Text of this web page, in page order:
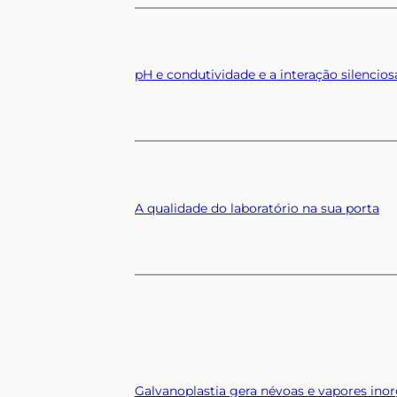
pH e condutividade e a interação
A qualidade do laboratório na sua porta
Galvanoplastia gera névoas e vapores